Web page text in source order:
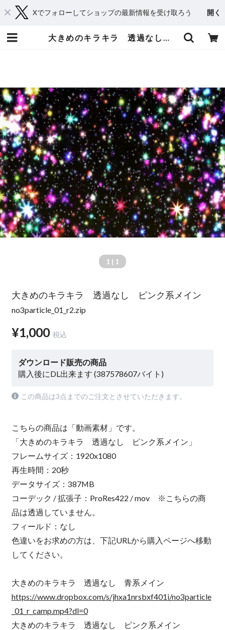
Xでフォローしてショップの最新情報を受け取ろう 開く
大きめのキラキラ 透過なし ピンク系メイン | てれそ
1 | 1
大きめのキラキラ 透過なし ピンク系メイン
no3particle_01_r2.zip
¥1,000 税込
ダウンロード販売の商品
購入後にDL出来ます (387578607バイト)
この商品は3点までのご注文とさせていただきます。
こちらの商品は「動画素材」です。
「大きめのキラキラ 透過なし ピンク系メイン」
フレームサイズ：1920x1080
再生時間：20秒
データサイズ：387MB
コーデック / 拡張子：ProRes422 / mov ※こちらの商
品は透過していません。
フィールド：なし
色違いをお求めの方は、下記URLから購入ページへ移動
してください。
大きめのキラキラ 透過なし 青系メイン
https://www.dropbox.com/s/jhxa1nrsbxf401i/no3particle
_01_r_camp.mp4?dl=0
大きめのキラキラ 透過なし ピンク系メイン